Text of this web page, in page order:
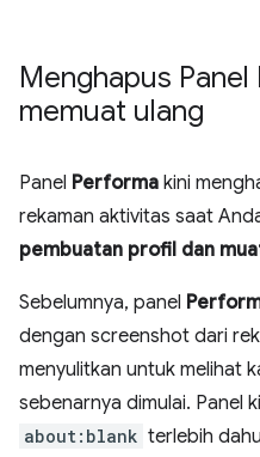
Menghapus
memuat ulang
Panel Performa kini
rekaman aktivitas saat
pembuatan profil dan
Sebelumnya, panel
dengan screenshot dari
menyulitkan untuk melihat
sebenarnya dimulai. Panel
about:blank terlebih